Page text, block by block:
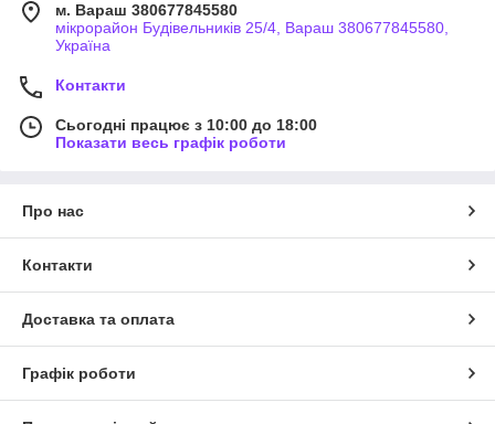
м. Вараш 380677845580
мікрорайон Будівельників 25/4, Вараш 380677845580,
Україна
Контакти
Сьогодні працює з 10:00 до 18:00
Показати весь графік роботи
Про нас
Контакти
Доставка та оплата
Графік роботи